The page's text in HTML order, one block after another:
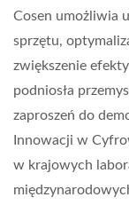
Cosen umożliwia
sprzętu,
zwiększenie
podniosła
zaproszeń do
Innowacji w
w krajowych